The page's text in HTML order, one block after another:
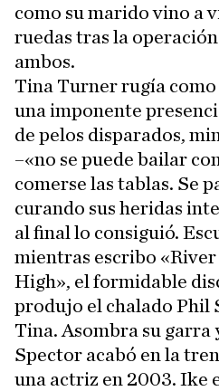
como su marido vino a
ruedas tras la
ambos.
Tina Turner rugía como
una imponente
de pelos disparados,
–«no se puede bailar
comerse las tablas. Se
curando sus heridas
al final lo consiguió.
mientras escribo
High», el formidable
produjo el chalado Phil
Tina. Asombra su garra
Spector acabó en la
una actriz en 2003. Ike